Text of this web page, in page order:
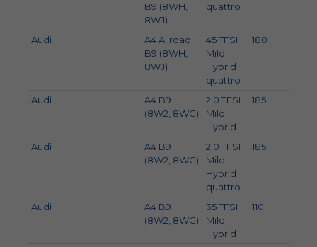
B9 (8WH,
8WJ)
quattro
Audi
A4 Allroad
B9 (8WH,
8WJ)
45 TFSI
Mild
Hybrid
quattro
180
Audi
A4 B9
(8W2, 8WC)
2.0 TFSI
Mild
Hybrid
185
Audi
A4 B9
(8W2, 8WC)
2.0 TFSI
Mild
Hybrid
quattro
185
Audi
A4 B9
(8W2, 8WC)
35 TFSI
Mild
Hybrid
110